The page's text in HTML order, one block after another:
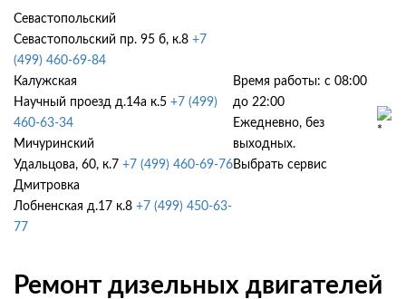
Севастопольский
Севастопольский пр. 95 б, к.8 +7
(499) 460-69-84
Калужская
Научный проезд д.14а к.5 +7 (499)
460-63-34
Мичуринский
Удальцова, 60, к.7 +7 (499) 460-69-76
Дмитровка
Лобненская д.17 к.8 +7 (499) 450-63-
77
Время работы: с 08:00
до 22:00
Ежедневно, без
выходных.
Выбрать сервис
Ремонт дизельных двигателей